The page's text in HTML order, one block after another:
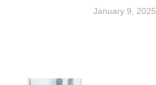
January 9, 2025